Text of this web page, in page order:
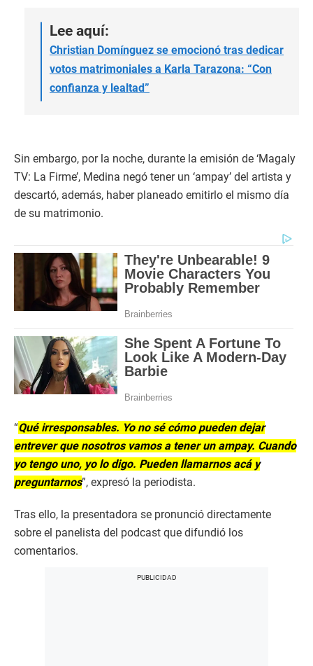
Lee aquí:
Christian Domínguez se emocionó tras dedicar
votos matrimoniales a Karla Tarazona: “Con
confianza y lealtad”
Sin embargo, por la noche, durante la emisión de ‘Magaly
TV: La Firme’, Medina negó tener un ‘ampay’ del artista y
descartó, además, haber planeado emitirlo el mismo día
de su matrimonio.
“Qué irresponsables. Yo no sé cómo pueden dejar
entrever que nosotros vamos a tener un ampay. Cuando
yo tengo uno, yo lo digo. Pueden llamarnos acá y
preguntarnos”, expresó la periodista.
Tras ello, la presentadora se pronunció directamente
sobre el panelista del podcast que difundió los
comentarios.